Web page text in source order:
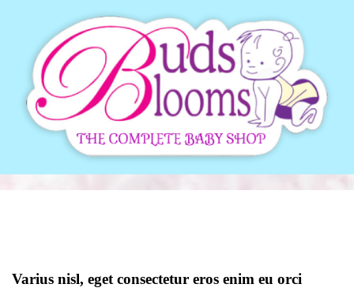
Varius nisl, eget consectetur eros enim eu orci